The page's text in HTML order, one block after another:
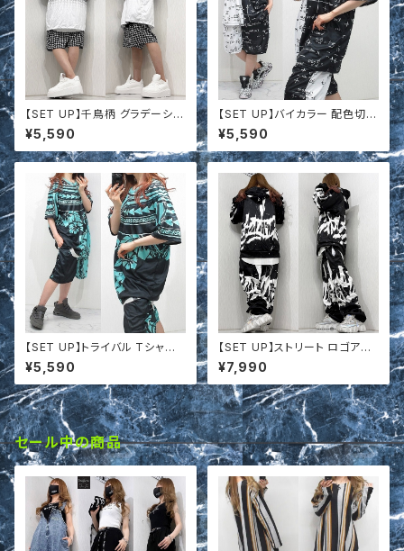
【SET UP】千鳥柄 グラデーショ
ン Tシャツ＆ハーフパンツ 上下
セットアップ t661915
¥5,590
【SET UP】バイカラー 配色切替
ロゴ総柄 Tシャツ＆ハーフパン
ツ 上下セットアップ t661914
¥5,590
【SET UP】トライバル Tシャツ
＆ ハーフパンツ 上下セットアッ
プ t661915
¥5,590
【SET UP】ストリート ロゴアー
ト柄 パーカー＆ジョガーパンツ
上下セットアップ t671133
¥7,990
セール中の商品